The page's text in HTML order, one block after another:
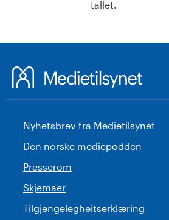
tallet.
Nyhetsbrev fra Medietilsynet
Den norske mediepodden
Presserom
Skjemaer
Tilgjengelegheitserklæring